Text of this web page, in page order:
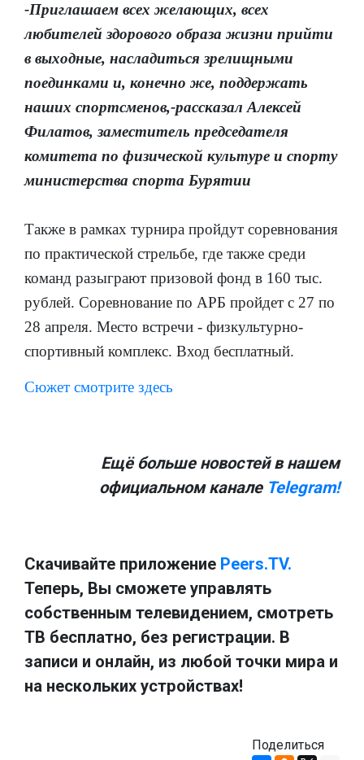
-Приглашаем всех желающих, всех
любителей здорового образа жизни прийти
в выходные, насладиться зрелищными
поединками и, конечно же, поддержать
наших спортсменов,-рассказал Алексей
Филатов, заместитель председателя
комитета по физической культуре и спорту
министерства спорта Бурятии
Также в рамках турнира пройдут соревнования
по практической стрельбе, где также среди
команд разыграют призовой фонд в 160 тыс.
рублей. Соревнование по АРБ пройдет с 27 по
28 апреля. Место встречи - физкультурно-
спортивный комплекс. Вход бесплатный.
Сюжет смотрите здесь
Ещё больше новостей в нашем
официальном канале Telegram!
Скачивайте приложение Peers.TV.
Теперь, Вы сможете управлять
собственным телевидением, смотреть
ТВ бесплатно, без регистрации. В
записи и онлайн, из любой точки мира и
на нескольких устройствах!
Поделиться